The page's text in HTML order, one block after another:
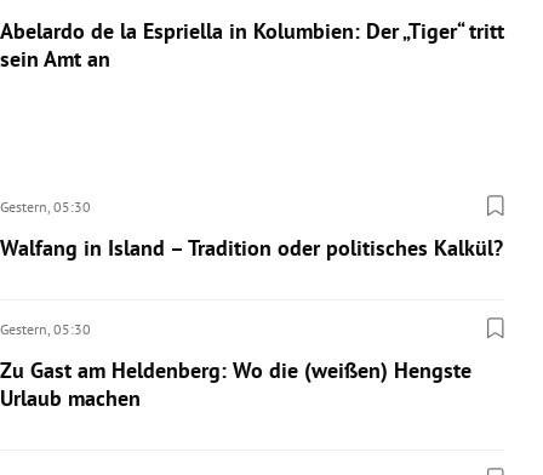
Abelardo de la Espriella in Kolumbien: Der „Tiger“ tritt
sein Amt an
Gestern, 05:30
Walfang in Island – Tradition oder politisches Kalkül?
Gestern, 05:30
Zu Gast am Heldenberg: Wo die (weißen) Hengste
Urlaub machen